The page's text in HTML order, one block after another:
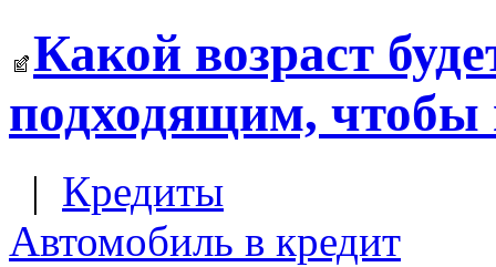
Какой возраст
подходящим, чтобы
| Кредиты
Автомобиль в кредит